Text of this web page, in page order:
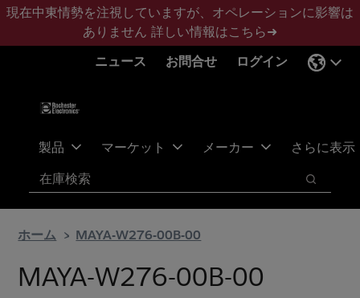
メ
ン
フ
タ
現在中東情勢を注視していますが、オペレーションに影響は
ありません 詳しい情報はこちら➜
ニュース
お問合せ ログイン
製品 マーケット メーカー さらに表示
検索
検索
ホーム MAYA-W276-00B-00
MAYA-W276-00B-00